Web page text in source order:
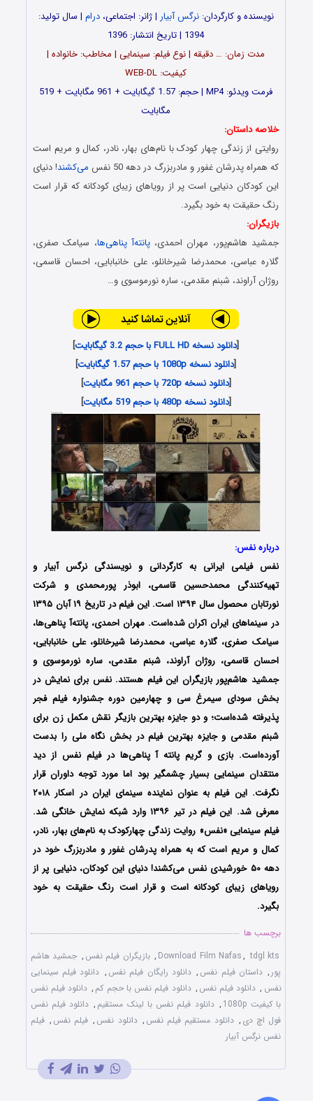
نویسنده و کارگردان:نرگس آبیار | ژانر: اجتماعی،درام | سال تولید:
1394 | تاریخ انتشار: 1396
مدت زمان: … دقیقه | نوع فیلم: سینمایی | مخاطب: خانواده |
کیفیت: WEB-DL
فرمت ویدئو: MP4 | حجم: 1.57 گیگابایت + 961 مگابایت + 519
مگابایت
خلاصه داستان:
روایتی از زندگی چهار کودک با نام‌های بهار، نادر، کمال و مریم است
که همراه پدرشان غفور و مادربزرگ در دهه 50 نفس
می‌کشند! دنیای
این کودکان دنیایی است پر از رویاهای زیبای کودکانه که قرار است
رنگ حقیقت به خود بگیرد.
بازیگران:
جمشید هاشم‌پور، مهران احمدی،پانته‌آ پناهی‌ها، سیامک صفری،
گلاره عباسی، محمدرضا شیرخانلو، علی خانبابایی، احسان قاسمی،
روژان آراوند، شبنم مقدمی، ساره نورموسوی و…
[دانلود نسخه FULL HD با حجم 3.2 گیگابایت
]
[دانلود نسخه 1080p با حجم 1.57 گیگابایت
]
[دانلود نسخه 720p با حجم 961 مگابایت
]
[دانلود نسخه 480p با حجم 519 مگابایت ]
درباره نفس:
نفس فیلمی ایرانی به کارگردانی و نویسندگی نرگس آبیار و
تهیه‌کنندگی محمدحسین قاسمی، ابوذر پورمحمدی و شرکت
نورتابان محصول سال ۱۳۹۴ است. این فیلم در تاریخ ۱۹ آبان ۱۳۹۵
در سینماهای ایران اکران شده‌است. مهران احمدی، پانته‌آ پناهی‌ها،
سیامک صفری، گلاره عباسی، محمدرضا شیرخانلو، علی خانبابایی،
احسان قاسمی، روژان آراوند، شبنم مقدمی، ساره نورموسوی و
جمشید هاشم‌پور بازیگران این فیلم هستند. نفس برای نمایش در
بخش سودای سیمرغ سی و چهارمین دوره جشنواره فیلم فجر
پذیرفته شده‌است؛ و دو جایزه بهترین بازیگر نقش مکمل زن برای
شبنم مقدمی و جایزه بهترین فیلم در بخش نگاه ملی را بدست
آورده‌است. بازی و گریم پانته آ پناهی‌ها در فیلم نفس از دید
منتقدان سینمایی بسیار چشمگیر بود اما مورد توجه داوران قرار
نگرفت. این فیلم به عنوان نماینده سینمای ایران در اسکار ۲۰۱۸
معرفی شد. این فیلم در تیر ۱۳۹۶ وارد شبکه نمایش خانگی شد.
فیلم سینمایی «نفس» روایت زندگی چهارکودک به نام‌های بهار، نادر،
کمال و مریم است که به همراه پدرشان غفور و مادربزرگ خود در
دهه ۵۰ خورشیدی نفس می‌کشند! دنیای این کودکان، دنیایی پر از
رویاهای زیبای کودکانه است و قرار است رنگ حقیقت به خود
بگیرد.
برچسب ها
Download Film Nafas, tdgl kts
, بازیگران فیلم نفس , جمشید هاشم
پور , داستان فیلم نفس , دانلود رایگان فیلم نفس , دانلود فیلم سینمایی
نفس , دانلود فیلم نفس , دانلود فیلم نفس با حجم کم , دانلود فیلم نفس
با کیفیت 1080p
, دانلود فیلم نفس با لینک مستقیم , دانلود فیلم نفس
فول اچ دی , دانلود مستقیم فیلم نفس , دانلود نفس , فیلم نفس , فیلم
نفس نرگس آبیار